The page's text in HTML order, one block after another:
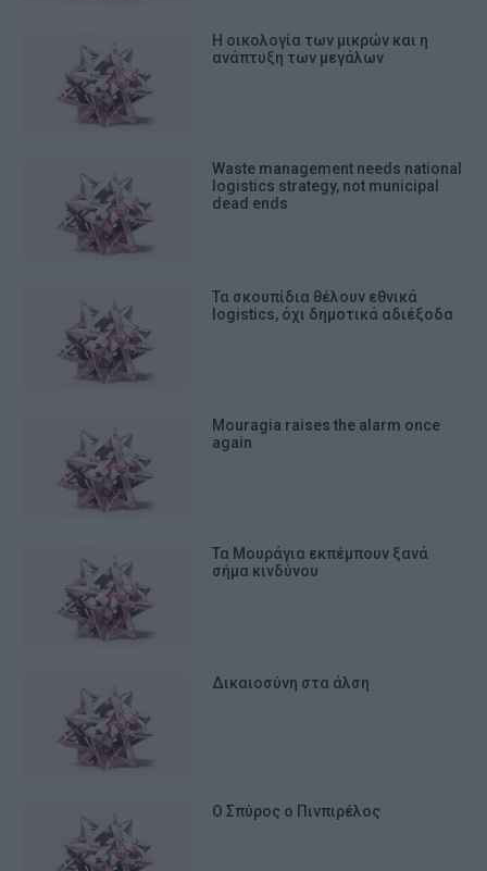
Η οικολογία των μικρών και η
ανάπτυξη των μεγάλων
Waste management needs national
logistics strategy, not municipal
dead ends
Τα σκουπίδια θέλουν εθνικά
logistics, όχι δημοτικά αδιέξοδα
Mouragia raises the alarm once
again
Τα Μουράγια εκπέμπουν ξανά
σήμα κινδύνου
Δικαιοσύνη στα άλση
Ο Σπύρος ο Πινπιρέλος